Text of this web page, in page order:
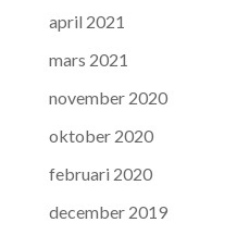
april 2021
mars 2021
november 2020
oktober 2020
februari 2020
december 2019